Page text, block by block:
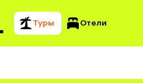
Туры Отели